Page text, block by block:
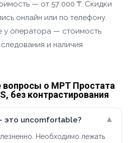
— от 57 000 ₸. Скидки
онлайн или по телефону.
у оператора — стоимость
и наличия
вопросы о МРТ Простата
без контрастирования
это uncomfortable? ▾
Необходимо лежать